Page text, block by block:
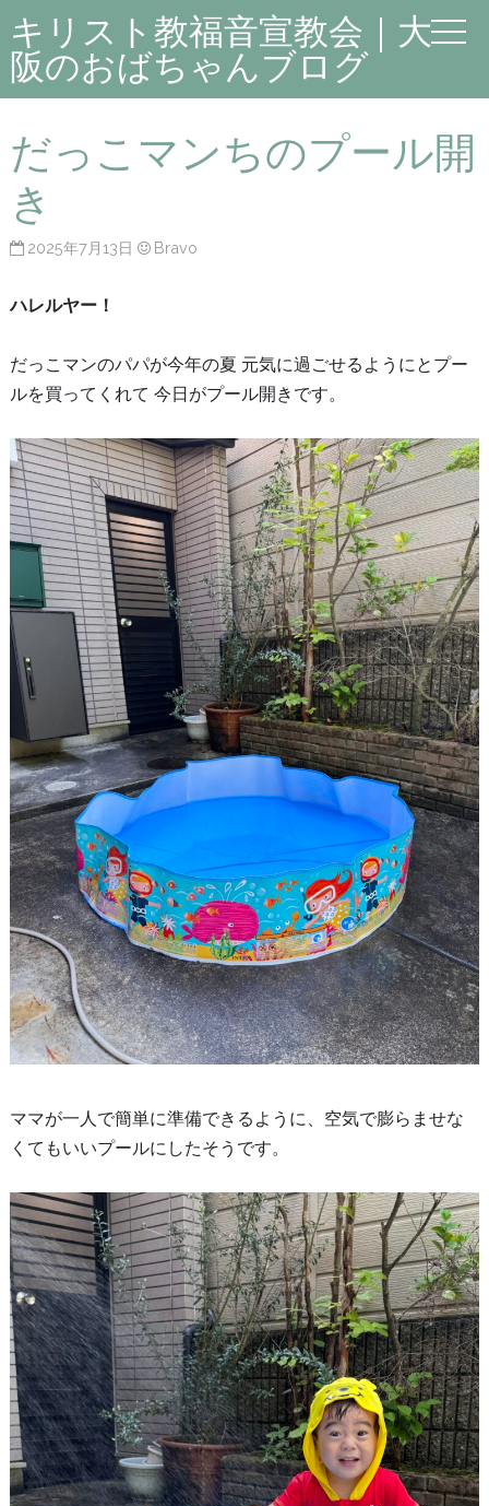
キリスト教福音宣教会｜大
阪のおばちゃんブログ
だっこマンちのプール開
き
2025年7月13日 Bravo
ハレルヤー！
だっこマンのパパが今年の夏 元気に過ごせるようにとプー
ルを買ってくれて 今日がプール開きです。
ママが一人で簡単に準備できるように、空気で膨らませな
くてもいいプールにしたそうです。